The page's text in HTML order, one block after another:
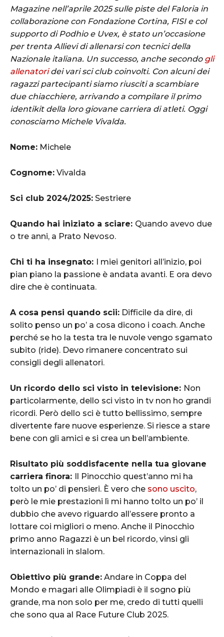
Magazine nell’aprile 2025 sulle piste del Faloria in
collaborazione con Fondazione Cortina, FISI e col
supporto di Podhio e Uvex, è stato un’occasione
per trenta Allievi di allenarsi con tecnici della
Nazionale italiana. Un successo, anche secondo gli
allenatoridei vari sci club coinvolti. Con alcuni dei
ragazzi partecipanti siamo riusciti a scambiare
due chiacchiere, arrivando a compilare il primo
identikit della loro giovane carriera di atleti. Oggi
conosciamo Michele Vivalda.
Nome: Michele
Cognome: Vivalda
Sci club 2024/2025: Sestriere
Quando hai iniziato a sciare: Quando avevo due
o tre anni, a Prato Nevoso.
Chi ti ha insegnato: I miei genitori all’inizio, poi
pian piano la passione è andata avanti. E ora devo
dire che è continuata.
A cosa pensi quando scii: Difficile da dire, di
solito penso un po’ a cosa dicono i coach. Anche
perché se ho la testa tra le nuvole vengo sgamato
subito (ride). Devo rimanere concentrato sui
consigli degli allenatori.
Un ricordo dello sci visto in televisione: Non
particolarmente, dello sci visto in tv non ho grandi
ricordi. Però dello sci è tutto bellissimo, sempre
divertente fare nuove esperienze. Si riesce a stare
bene con gli amici e si crea un bell’ambiente.
Risultato più soddisfacente nella tua giovane
carriera finora: Il Pinocchio quest’anno mi ha
tolto un po’ di pensieri. È vero che sono uscito,
però le mie prestazioni lì mi hanno tolto un po’ il
dubbio che avevo riguardo all’essere pronto a
lottare coi migliori o meno. Anche il Pinocchio
primo anno Ragazzi è un bel ricordo, vinsi gli
internazionali in slalom.
Obiettivo più grande: Andare in Coppa del
Mondo e magari alle Olimpiadi è il sogno più
grande, ma non solo per me, credo di tutti quelli
che sono qua al Race Future Club 2025.